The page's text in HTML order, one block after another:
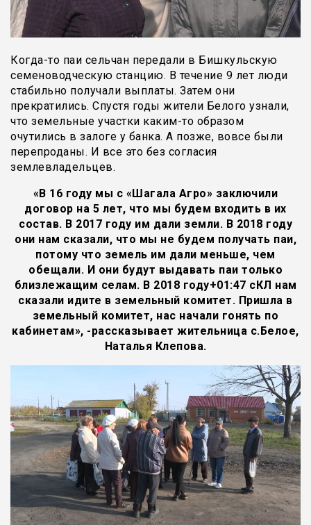
Когда-то паи сельчан передали в Бишкульскую
семеноводческую станцию. В течение 9 лет люди
стабильно получали выплаты. Затем они
прекратились. Спустя годы жители Белого узнали,
что земельные участки каким-то образом
очутились в залоге у банка. А позже, вовсе были
перепроданы. И все это без согласия
землевладельцев.
«В 16 году мы с «Шагала Агро» заключили
договор на 5 лет, что мы будем входить в их
состав. В 2017 году им дали земли. В 2018 году
они нам сказали, что мы не будем получать паи,
потому что земель им дали меньше, чем
обещали. И они будут выдавать паи только
близлежащим селам. В 2018 году+01:47 сКЛ нам
сказали идите в земельный комитет. Пришла в
земельный комитет, нас начали гонять по
кабинетам», -рассказывает жительница с.Белое,
Наталья Клепова.